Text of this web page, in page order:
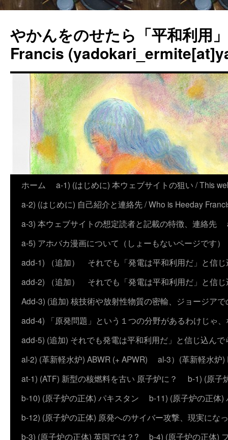
やかんをのせたら「平和利用
Francis
ホーム
a-1) (はじめに) 本ウェブサイトの狙い / This
a-2) (はじめに) 自己紹介と連絡先 / Who is Heeday
a-3) 本ウェブサイトの想定読者と記載の特徴、連絡先
a-5) アホバカ漫画について（しょーもないページです）
add-1) （追加） それでも「発電は平和利用だ」と信
add-2) （追加） それでも「発電は平和利用だ」と信
Add-3) (追加) 核技術や放射性物質の密輸、ジョージアで
add-4) 「原発問題」という１つの分野があるわけじゃ
add-5) (追加) それでも発電は平和利用だ」と信じ込ん
al-2) (革新軽水炉) ABWR (+ APWR)
al-3）(革新軽水炉)
at-1) (ATF) 新型の核燃料を古い 原子炉に？
b-1) (原子
b-10) (原子炉の正体) パキスタン
b-11) (原子炉の正体)
b-12) (原子炉の正体) 原発へのサイバー攻撃、現実にな
b-3) (原子炉の正体) 英国では？?
b-4) (原子炉の正体)